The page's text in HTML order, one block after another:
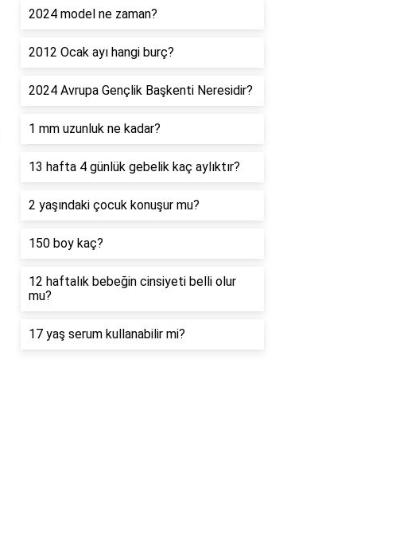
2024 model ne zaman?
2012 Ocak ayı hangi burç?
2024 Avrupa Gençlik Başkenti Neresidir?
1 mm uzunluk ne kadar?
13 hafta 4 günlük gebelik kaç aylıktır?
2 yaşındaki çocuk konuşur mu?
150 boy kaç?
12 haftalık bebeğin cinsiyeti belli olur
mu?
17 yaş serum kullanabilir mi?